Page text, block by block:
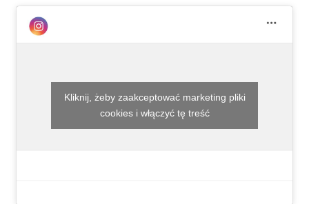
Kliknij, żeby zaakceptować marketing pliki
cookies i włączyć tę treść